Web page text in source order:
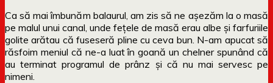
Ca să mai îmbunăm balaurul, am zis să ne așezăm la o masă
pe malul unui canal, unde fețele de masă erau albe și farfuriile
golite arătau că fuseseră pline cu ceva bun. N-am apucat să
răsfoim meniul că ne-a luat în goană un chelner spunând că
au terminat programul de prânz și că nu mai servesc pe
nimeni.